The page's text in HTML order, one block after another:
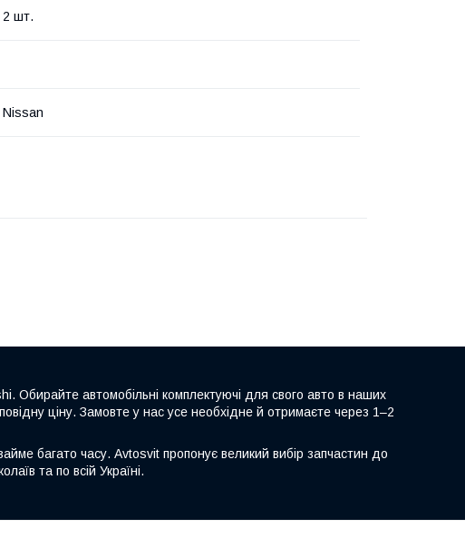
2 шт.
Nissan
Обирайте автомобільні комплектуючі для свого авто в наших
ціну. Замовте у нас усе необхідне й отримаєте через 1–2
багато часу. Avtosvit пропонує великий вибір запчастин до
та по всій Україні.